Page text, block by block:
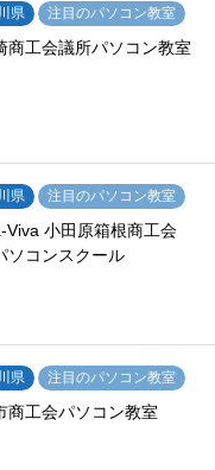
県 注目のパソコン教室
商工会議所パソコン教室
県 注目のパソコン教室
Viva 小田原箱根商工会
ソコンスクール
県 注目のパソコン教室
商工会パソコン教室